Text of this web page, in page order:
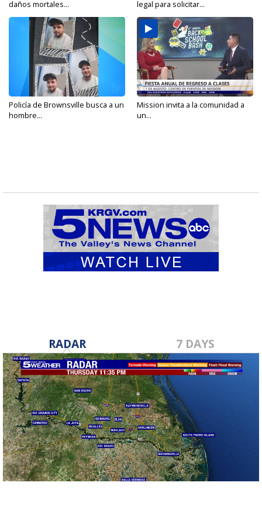
daños mortales... legal para solicitar...
Policía de Brownsville busca a un
hombre...
Mission invita a la comunidad a
un...
RADAR 7 DAYS